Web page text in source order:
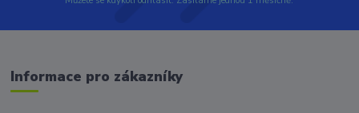
Informace pro zákazníky